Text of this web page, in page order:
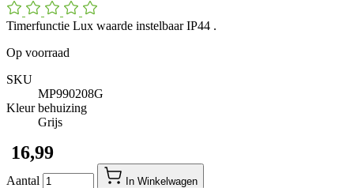
Timerfunctie Lux waarde instelbaar IP44 .
Op voorraad
SKU
MP990208G
Kleur behuizing
Grijs
​ 16,99
Aantal In Winkelwagen